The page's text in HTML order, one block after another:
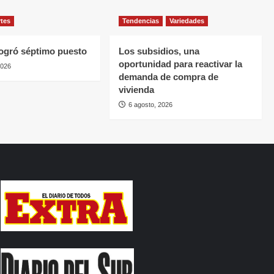
séptimo puesto
Tendencias Variedades
Los subsidios, una
oportunidad para reactivar la
demanda de compra de
vivienda
6 agosto, 2026